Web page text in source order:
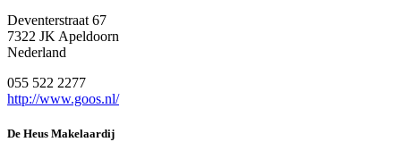
Deventerstraat 67
7322 JK Apeldoorn
Nederland
055 522 2277
http://www.goos.nl/
De Heus Makelaardij